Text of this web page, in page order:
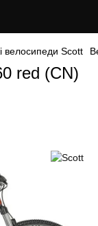
велосипеди Scott
red (CN)